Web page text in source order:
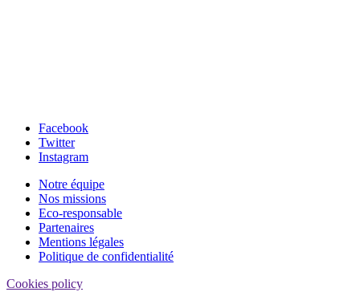
Facebook
Twitter
Instagram
Notre équipe
Nos missions
Eco-responsable
Partenaires
Mentions légales
Politique de confidentialité
Cookies policy